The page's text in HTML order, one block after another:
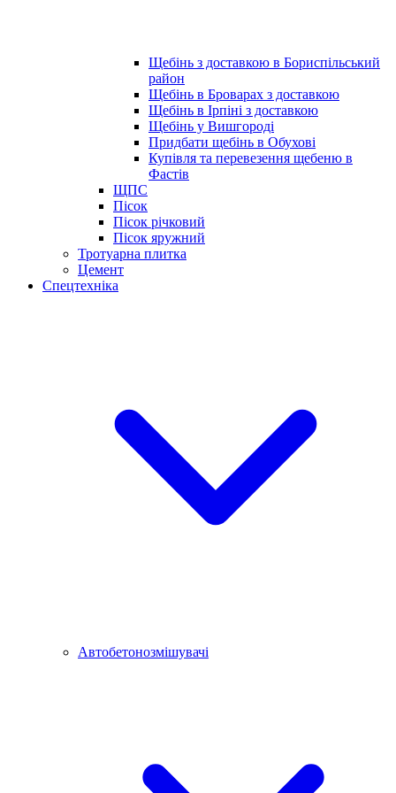
Щебінь з доставкою в Бориспільський
район
Щебінь в Броварах з доставкою
Щебінь в Ірпіні з доставкою
Щебінь у Вишгороді
Придбати щебінь в Обухові
Купівля та перевезення щебеню в
Фастів
ЩПС
Пісок
Пісок річковий
Пісок яружний
Тротуарна плитка
Цемент
Спецтехніка
Автобетонозмішувачі